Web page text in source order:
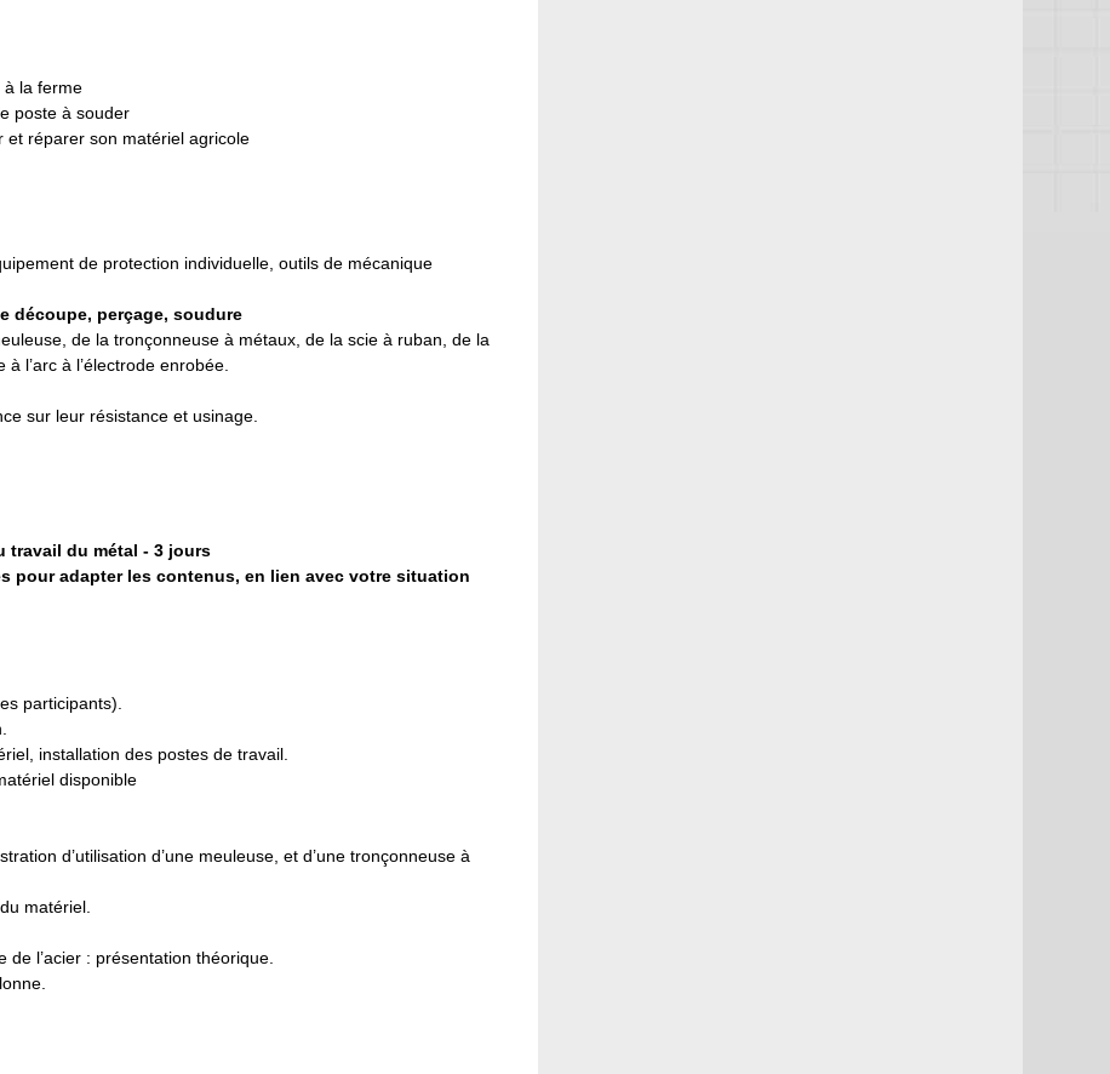
à la ferme
poste à souder
et réparer son matériel agricole
de protection individuelle, outils de mécanique
découpe, perçage, soudure
de la tronçonneuse à métaux, de la scie à ruban, de la
l’arc à l’électrode enrobée.
sur leur résistance et usinage.
travail du métal - 3 jours
pour adapter les contenus, en lien avec votre situation
participants).
installation des postes de travail.
disponible
d’utilisation d’une meuleuse, et d’une tronçonneuse à
matériel.
l’acier : présentation théorique.